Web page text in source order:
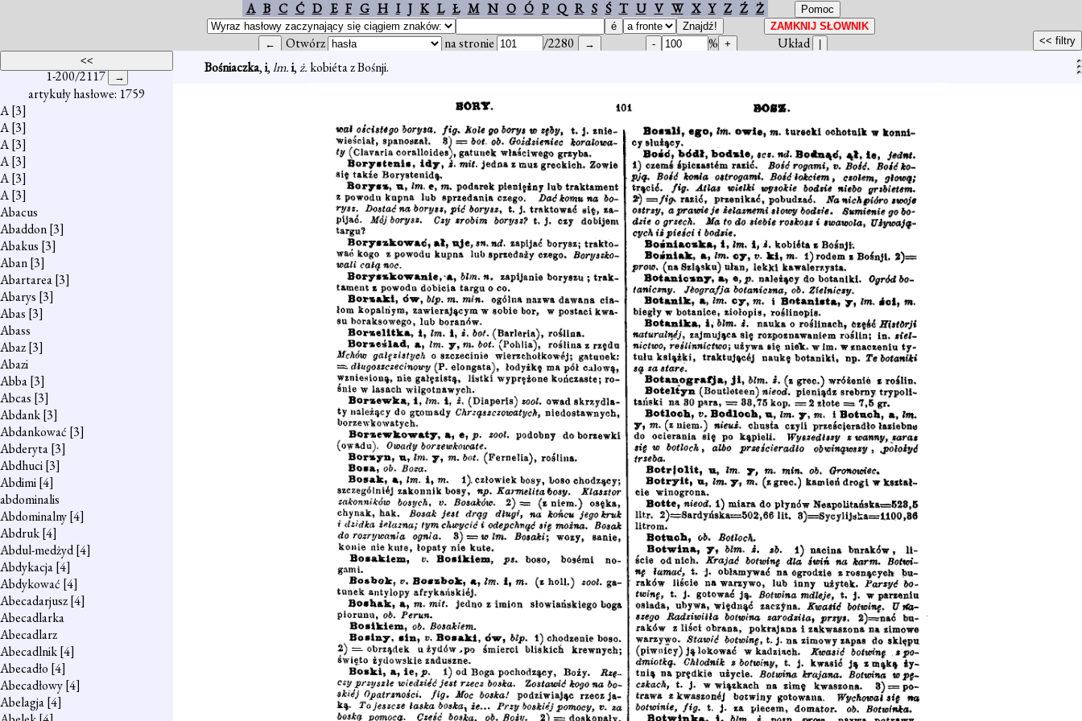
A B C Ć D E F G H I J K L Ł M N O Ó P Q R S Ś T U V W X Y Z Ź Ż
Otwórz na stronie /2280 %
Układ
1-200/2117
artykuły hasłowe: 1759
A[3]
A[3]
A[3]
A[3]
A[3]
A[3]
Abacus
Abaddon[3]
Abakus [3]
Aban[3]
Abartarea[3]
Abarys [3]
Abas [3]
Abass
Abaz[3]
Abazi
Abba[3]
Abcas [3]
Abdank[3]
Abdankować [3]
Abderyta[3]
Abdhuci[3]
Abdimi[4]
abdominalis
Abdominalny[4]
Abdruk[4]
Abdul-medżyd[4]
Abdykacja[4]
Abdykować [4]
Abecadarjusz[4]
Abecadlarka
Abecadlarz
Abecadlnik[4]
Abecadło [4]
Abecadłowy[4]
Abelagja[4]
Bośniaczka,i,lm.i,ż. kobiéta z Bośnji.